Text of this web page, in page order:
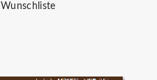
Wunschliste